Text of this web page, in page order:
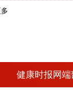
健康时报网